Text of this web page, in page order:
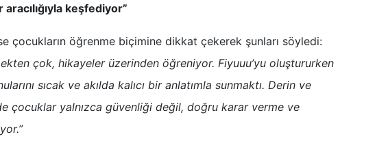
keşfediyor”
çocukların öğrenme biçimine dikkat çekerek şunları söyledi:
çok, hikayeler üzerinden öğreniyor. Fiyuuu’yu oluştururken
sıcak ve akılda kalıcı bir anlatımla sunmaktı. Derin ve
çocuklar yalnızca güvenliği değil, doğru karar verme ve